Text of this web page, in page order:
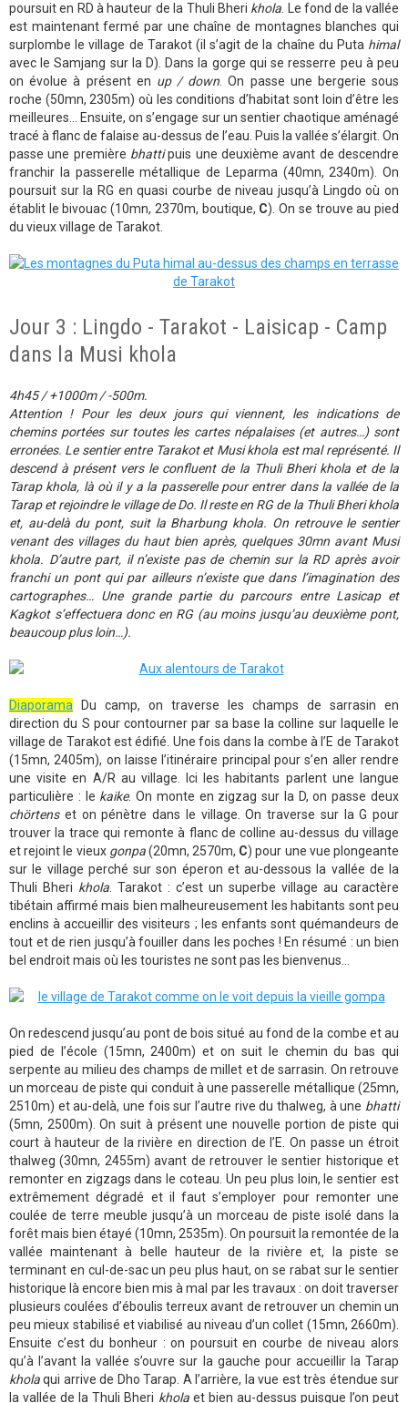
poursuit en RD à hauteur de la Thuli Bheri khola. Le fond de la vallée
est maintenant fermé par une chaîne de montagnes blanches qui
surplombe le village de Tarakot (il s’agit de la chaîne du Puta himal
avec le Samjang sur la D). Dans la gorge qui se resserre peu à peu
on évolue à présent en up / down. On passe une bergerie sous
roche (50mn, 2305m) où les conditions d’habitat sont loin d’être les
meilleures… Ensuite, on s’engage sur un sentier chaotique aménagé
tracé à flanc de falaise au-dessus de l’eau. Puis la vallée s’élargit. On
passe une première bhattipuis une deuxième avant de descendre
franchir la passerelle métallique de Leparma (40mn, 2340m). On
poursuit sur la RG en quasi courbe de niveau jusqu’à Lingdo où on
établit le bivouac (10mn, 2370m, boutique, C). On se trouve au pied
du vieux village de Tarakot.
Jour 3 : Lingdo - Tarakot - Laisicap - Camp
dans la Musi khola
4h45 / +1000m / -500m.
Attention ! Pour les deux jours qui viennent, les indications de
chemins portées sur toutes les cartes népalaises (et autres…) sont
erronées. Le sentier entre Tarakot et Musi khola est mal représenté. Il
descend à présent vers le confluent de la Thuli Bheri khola et de la
Tarap khola, là où il y a la passerelle pour entrer dans la vallée de la
Tarap et rejoindre le village de Do. Il reste en RG de la Thuli Bheri khola
et, au-delà du pont, suit la Bharbung khola. On retrouve le sentier
venant des villages du haut bien après, quelques 30mn avant Musi
khola. D’autre part, il n’existe pas de chemin sur la RD après avoir
franchi un pont qui par ailleurs n’existe que dans l’imagination des
cartographes… Une grande partie du parcours entre Lasicap et
Kagkot s’effectuera donc en RG (au moins jusqu’au deuxième pont,
beaucoup plus loin…).
Diaporama Du camp, on traverse les champs de sarrasin en
direction du S pour contourner par sa base la colline sur laquelle le
village de Tarakot est édifié. Une fois dans la combe à l’E de Tarakot
(15mn, 2405m), on laisse l’itinéraire principal pour s’en aller rendre
une visite en A/R au village. Ici les habitants parlent une langue
particulière : le kaike. On monte en zigzag sur la D, on passe deux
chörtenset on pénètre dans le village. On traverse sur la G pour
trouver la trace qui remonte à flanc de colline au-dessus du village
et rejoint le vieux gonpa(20mn, 2570m, C) pour une vue plongeante
sur le village perché sur son éperon et au-dessous la vallée de la
Thuli Bheri khola. Tarakot : c’est un superbe village au caractère
tibétain affirmé mais bien malheureusement les habitants sont peu
enclins à accueillir des visiteurs ; les enfants sont quémandeurs de
tout et de rien jusqu’à fouiller dans les poches ! En résumé : un bien
bel endroit mais où les touristes ne sont pas les bienvenus…
On redescend jusqu’au pont de bois situé au fond de la combe et au
pied de l’école (15mn, 2400m) et on suit le chemin du bas qui
serpente au milieu des champs de millet et de sarrasin. On retrouve
un morceau de piste qui conduit à une passerelle métallique (25mn,
2510m) et au-delà, une fois sur l’autre rive du thalweg, à une bhatti
(5mn, 2500m). On suit à présent une nouvelle portion de piste qui
court à hauteur de la rivière en direction de l’E. On passe un étroit
thalweg (30mn, 2455m) avant de retrouver le sentier historique et
remonter en zigzags dans le coteau. Un peu plus loin, le sentier est
extrêmement dégradé et il faut s’employer pour remonter une
coulée de terre meuble jusqu’à un morceau de piste isolé dans la
forêt mais bien étayé (10mn, 2535m). On poursuit la remontée de la
vallée maintenant à belle hauteur de la rivière et, la piste se
terminant en cul-de-sac un peu plus haut, on se rabat sur le sentier
historique là encore bien mis à mal par les travaux : on doit traverser
plusieurs coulées d’éboulis terreux avant de retrouver un chemin un
peu mieux stabilisé et viabilisé au niveau d’un collet (15mn, 2660m).
Ensuite c’est du bonheur : on poursuit en courbe de niveau alors
qu’à l’avant la vallée s’ouvre sur la gauche pour accueillir la Tarap
kholaqui arrive de Dho Tarap. A l’arrière, la vue est très étendue sur
la vallée de la Thuli Bheri kholaet bien au-dessus puisque l’on peut